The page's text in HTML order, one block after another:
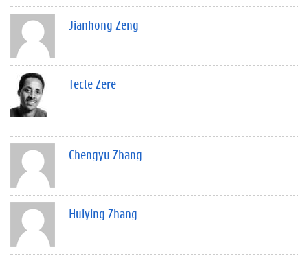
Jianhong Zeng
Tecle Zere
Chengyu Zhang
Huiying Zhang